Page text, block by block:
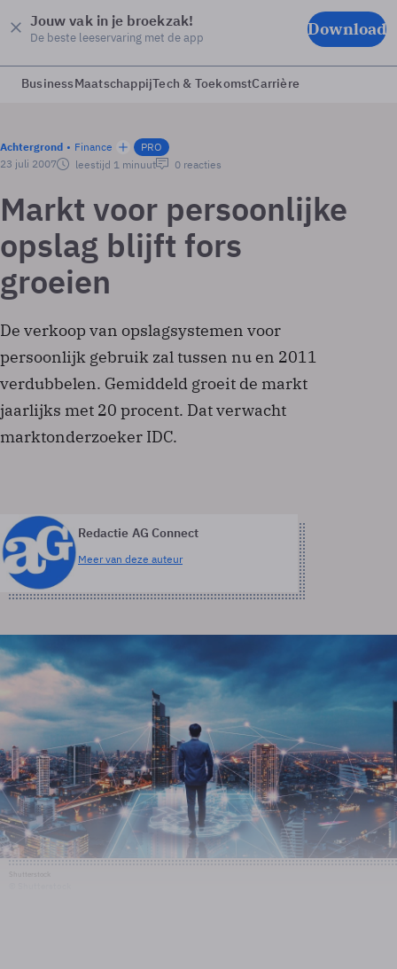
Jouw vak in je broekzak!
De beste leeservaring met de app Download
BusinessMaatschappijTech & ToekomstCarrière
Achtergrond Finance
PRO
23 juli 2007
leestijd 1 minuut 0 reacties
Markt voor persoonlijke
opslag blijft fors
groeien
De verkoop van opslagsystemen voor
persoonlijk gebruik zal tussen nu en 2011
verdubbelen. Gemiddeld groeit de markt
jaarlijks met 20 procent. Dat verwacht
marktonderzoeker IDC.
Redactie AG Connect
Meer van deze auteur